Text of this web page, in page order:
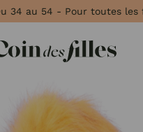
34 au 54 - Pour toutes les
des cookies